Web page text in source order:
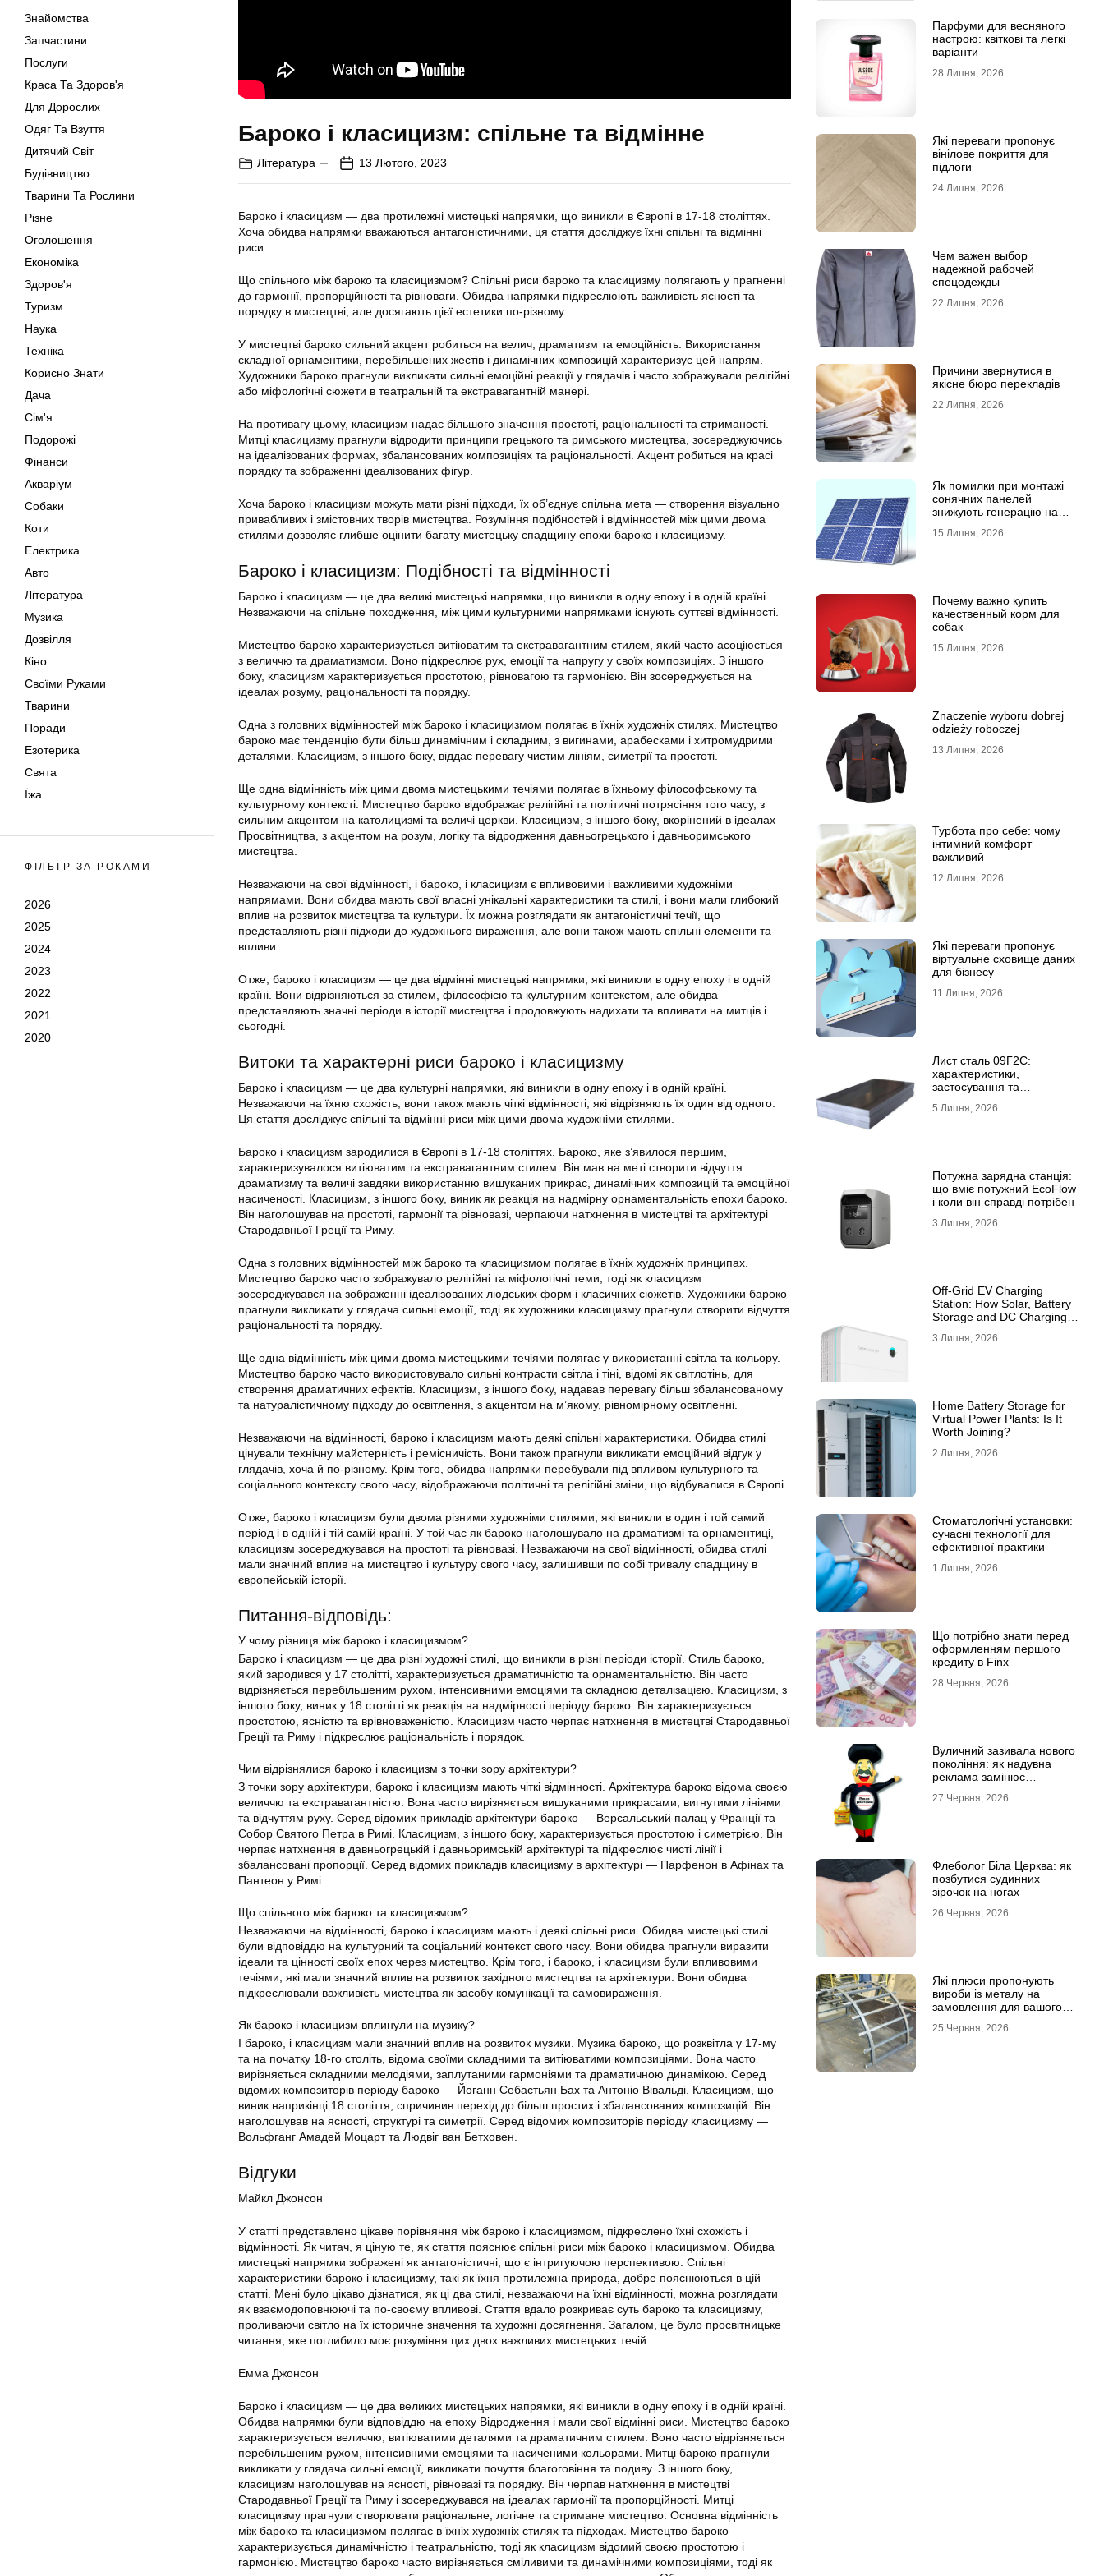
Знайомства
Запчастини
Послуги
Краса Та Здоров'я
Для Дорослих
Одяг Та Взуття
Дитячий Світ
Будівництво
Тварини Та Рослини
Різне
Оголошення
Економіка
Здоров'я
Туризм
Наука
Техніка
Корисно Знати
Дача
Сім'я
Подорожі
Фінанси
Акваріум
Собаки
Коти
Електрика
Авто
Література
Музика
Дозвілля
Кіно
Своїми Руками
Тварини
Поради
Езотерика
Свята
Їжа
ФІЛЬТР ЗА РОКАМИ
2026
2025
2024
2023
2022
2021
2020
Бароко і класицизм: спільне та відмінне
Література 13 Лютого, 2023
Бароко і класицизм — два протилежні мистецькі напрямки, що виникли в Європі в 17-18 століттях.
Хоча обидва напрямки вважаються антагоністичними, ця стаття досліджує їхні спільні та відмінні
риси.
Що спільного між бароко та класицизмом? Спільні риси бароко та класицизму полягають у прагненні
до гармонії, пропорційності та рівноваги. Обидва напрямки підкреслюють важливість ясності та
порядку в мистецтві, але досягають цієї естетики по-різному.
У мистецтві бароко сильний акцент робиться на велич, драматизм та емоційність. Використання
складної орнаментики, перебільшених жестів і динамічних композицій характеризує цей напрям.
Художники бароко прагнули викликати сильні емоційні реакції у глядачів і часто зображували релігійні
або міфологічні сюжети в театральній та екстравагантній манері.
На противагу цьому, класицизм надає більшого значення простоті, раціональності та стриманості.
Митці класицизму прагнули відродити принципи грецького та римського мистецтва, зосереджуючись
на ідеалізованих формах, збалансованих композиціях та раціональності. Акцент робиться на красі
порядку та зображенні ідеалізованих фігур.
Хоча бароко і класицизм можуть мати різні підходи, їх об’єднує спільна мета — створення візуально
привабливих і змістовних творів мистецтва. Розуміння подібностей і відмінностей між цими двома
стилями дозволяє глибше оцінити багату мистецьку спадщину епохи бароко і класицизму.
Бароко і класицизм: Подібності та відмінності
Бароко і класицизм — це два великі мистецькі напрямки, що виникли в одну епоху і в одній країні.
Незважаючи на спільне походження, між цими культурними напрямками існують суттєві відмінності.
Мистецтво бароко характеризується витіюватим та екстравагантним стилем, який часто асоціюється
з величчю та драматизмом. Воно підкреслює рух, емоції та напругу у своїх композиціях. З іншого
боку, класицизм характеризується простотою, рівновагою та гармонією. Він зосереджується на
ідеалах розуму, раціональності та порядку.
Одна з головних відмінностей між бароко і класицизмом полягає в їхніх художніх стилях. Мистецтво
бароко має тенденцію бути більш динамічним і складним, з вигинами, арабесками і хитромудрими
деталями. Класицизм, з іншого боку, віддає перевагу чистим лініям, симетрії та простоті.
Ще одна відмінність між цими двома мистецькими течіями полягає в їхньому філософському та
культурному контексті. Мистецтво бароко відображає релігійні та політичні потрясіння того часу, з
сильним акцентом на католицизмі та величі церкви. Класицизм, з іншого боку, вкорінений в ідеалах
Просвітництва, з акцентом на розум, логіку та відродження давньогрецького і давньоримського
мистецтва.
Незважаючи на свої відмінності, і бароко, і класицизм є впливовими і важливими художніми
напрямами. Вони обидва мають свої власні унікальні характеристики та стилі, і вони мали глибокий
вплив на розвиток мистецтва та культури. Їх можна розглядати як антагоністичні течії, що
представляють різні підходи до художнього вираження, але вони також мають спільні елементи та
впливи.
Отже, бароко і класицизм — це два відмінні мистецькі напрямки, які виникли в одну епоху і в одній
країні. Вони відрізняються за стилем, філософією та культурним контекстом, але обидва
представляють значні періоди в історії мистецтва і продовжують надихати та впливати на митців і
сьогодні.
Витоки та характерні риси бароко і класицизму
Бароко і класицизм — це два культурні напрямки, які виникли в одну епоху і в одній країні.
Незважаючи на їхню схожість, вони також мають чіткі відмінності, які відрізняють їх один від одного.
Ця стаття досліджує спільні та відмінні риси між цими двома художніми стилями.
Бароко і класицизм зародилися в Європі в 17-18 століттях. Бароко, яке з’явилося першим,
характеризувалося витіюватим та екстравагантним стилем. Він мав на меті створити відчуття
драматизму та величі завдяки використанню вишуканих прикрас, динамічних композицій та емоційної
насиченості. Класицизм, з іншого боку, виник як реакція на надмірну орнаментальність епохи бароко.
Він наголошував на простоті, гармонії та рівновазі, черпаючи натхнення в мистецтві та архітектурі
Стародавньої Греції та Риму.
Одна з головних відмінностей між бароко та класицизмом полягає в їхніх художніх принципах.
Мистецтво бароко часто зображувало релігійні та міфологічні теми, тоді як класицизм
зосереджувався на зображенні ідеалізованих людських форм і класичних сюжетів. Художники бароко
прагнули викликати у глядача сильні емоції, тоді як художники класицизму прагнули створити відчуття
раціональності та порядку.
Ще одна відмінність між цими двома мистецькими течіями полягає у використанні світла та кольору.
Мистецтво бароко часто використовувало сильні контрасти світла і тіні, відомі як світлотінь, для
створення драматичних ефектів. Класицизм, з іншого боку, надавав перевагу більш збалансованому
та натуралістичному підходу до освітлення, з акцентом на м’якому, рівномірному освітленні.
Незважаючи на відмінності, бароко і класицизм мають деякі спільні характеристики. Обидва стилі
цінували технічну майстерність і ремісничість. Вони також прагнули викликати емоційний відгук у
глядачів, хоча й по-різному. Крім того, обидва напрямки перебували під впливом культурного та
соціального контексту свого часу, відображаючи політичні та релігійні зміни, що відбувалися в Європі.
Отже, бароко і класицизм були двома різними художніми стилями, які виникли в один і той самий
період і в одній і тій самій країні. У той час як бароко наголошувало на драматизмі та орнаментиці,
класицизм зосереджувався на простоті та рівновазі. Незважаючи на свої відмінності, обидва стилі
мали значний вплив на мистецтво і культуру свого часу, залишивши по собі тривалу спадщину в
європейській історії.
Питання-відповідь:
У чому різниця між бароко і класицизмом?
Бароко і класицизм — це два різні художні стилі, що виникли в різні періоди історії. Стиль бароко,
який зародився у 17 столітті, характеризується драматичністю та орнаментальністю. Він часто
відрізняється перебільшеним рухом, інтенсивними емоціями та складною деталізацією. Класицизм, з
іншого боку, виник у 18 столітті як реакція на надмірності періоду бароко. Він характеризується
простотою, ясністю та врівноваженістю. Класицизм часто черпає натхнення в мистецтві Стародавньої
Греції та Риму і підкреслює раціональність і порядок.
Чим відрізнялися бароко і класицизм з точки зору архітектури?
З точки зору архітектури, бароко і класицизм мають чіткі відмінності. Архітектура бароко відома своєю
величчю та екстравагантністю. Вона часто вирізняється вишуканими прикрасами, вигнутими лініями
та відчуттям руху. Серед відомих прикладів архітектури бароко — Версальський палац у Франції та
Собор Святого Петра в Римі. Класицизм, з іншого боку, характеризується простотою і симетрією. Він
черпає натхнення в давньогрецькій і давньоримській архітектурі та підкреслює чисті лінії і
збалансовані пропорції. Серед відомих прикладів класицизму в архітектурі — Парфенон в Афінах та
Пантеон у Римі.
Що спільного між бароко та класицизмом?
Незважаючи на відмінності, бароко і класицизм мають і деякі спільні риси. Обидва мистецькі стилі
були відповіддю на культурний та соціальний контекст свого часу. Вони обидва прагнули виразити
ідеали та цінності своїх епох через мистецтво. Крім того, і бароко, і класицизм були впливовими
течіями, які мали значний вплив на розвиток західного мистецтва та архітектури. Вони обидва
підкреслювали важливість мистецтва як засобу комунікації та самовираження.
Як бароко і класицизм вплинули на музику?
І бароко, і класицизм мали значний вплив на розвиток музики. Музика бароко, що розквітла у 17-му
та на початку 18-го століть, відома своїми складними та витіюватими композиціями. Вона часто
вирізняється складними мелодіями, заплутаними гармоніями та драматичною динамікою. Серед
відомих композиторів періоду бароко — Йоганн Себастьян Бах та Антоніо Вівальді. Класицизм, що
виник наприкінці 18 століття, спричинив перехід до більш простих і збалансованих композицій. Він
наголошував на ясності, структурі та симетрії. Серед відомих композиторів періоду класицизму —
Вольфганг Амадей Моцарт та Людвіг ван Бетховен.
Відгуки
Майкл Джонсон
У статті представлено цікаве порівняння між бароко і класицизмом, підкреслено їхні схожість і
відмінності. Як читач, я ціную те, як стаття пояснює спільні риси між бароко і класицизмом. Обидва
мистецькі напрямки зображені як антагоністичні, що є інтригуючою перспективою. Спільні
характеристики бароко і класицизму, такі як їхня протилежна природа, добре пояснюються в цій
статті. Мені було цікаво дізнатися, як ці два стилі, незважаючи на їхні відмінності, можна розглядати
як взаємодоповнюючі та по-своєму впливові. Стаття вдало розкриває суть бароко та класицизму,
проливаючи світло на їх історичне значення та художні досягнення. Загалом, це було просвітницьке
читання, яке поглибило моє розуміння цих двох важливих мистецьких течій.
Емма Джонсон
Бароко і класицизм — це два великих мистецьких напрямки, які виникли в одну епоху і в одній країні.
Обидва напрямки були відповіддю на епоху Відродження і мали свої відмінні риси. Мистецтво бароко
характеризується величчю, витіюватими деталями та драматичним стилем. Воно часто відрізняється
перебільшеним рухом, інтенсивними емоціями та насиченими кольорами. Митці бароко прагнули
викликати у глядача сильні емоції, викликати почуття благоговіння та подиву. З іншого боку,
класицизм наголошував на ясності, рівновазі та порядку. Він черпав натхнення в мистецтві
Стародавньої Греції та Риму і зосереджувався на ідеалах гармонії та пропорційності. Митці
класицизму прагнули створювати раціональне, логічне та стримане мистецтво. Основна відмінність
між бароко та класицизмом полягає в їхніх художніх стилях та підходах. Мистецтво бароко
характеризується динамічністю і театральністю, тоді як класицизм відомий своєю простотою і
гармонією. Мистецтво бароко часто вирізняється сміливими та динамічними композиціями, тоді як
Парфуми для весняного
настрою: квіткові та легкі
варіанти
28 Липня, 2026
Які переваги пропонує
вінілове покриття для
підлоги
24 Липня, 2026
Чем важен выбор
надежной рабочей
спецодежды
22 Липня, 2026
Причини звернутися в
якісне бюро перекладів
22 Липня, 2026
Як помилки при монтажі
сонячних панелей
знижують генерацію на
15 Липня, 2026
Почему важно купить
качественный корм для
собак
15 Липня, 2026
Znaczenie wyboru dobrej
odzieży roboczej
13 Липня, 2026
Турбота про себе: чому
інтимний комфорт
важливий
12 Липня, 2026
Які переваги пропонує
віртуальне сховище даних
для бізнесу
11 Липня, 2026
Лист сталь 09Г2С:
характеристики,
застосування та
10ХСНД
5 Липня, 2026
Потужна зарядна станція:
що вміє потужний EcoFlow
і коли він справді потрібен
3 Липня, 2026
Off-Grid EV Charging
Station: How Solar, Battery
Storage and DC Charging
3 Липня, 2026
Home Battery Storage for
Virtual Power Plants: Is It
Worth Joining?
2 Липня, 2026
Стоматологічні установки:
сучасні технології для
ефективної практики
1 Липня, 2026
Що потрібно знати перед
оформленням першого
кредиту в Finx
28 Червня, 2026
Вуличний зазивала нового
покоління: як надувна
реклама замінює
витрати
27 Червня, 2026
Флеболог Біла Церква: як
позбутися судинних
зірочок на ногах
26 Червня, 2026
Які плюси пропонують
вироби із металу на
замовлення для вашого
25 Червня, 2026